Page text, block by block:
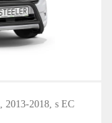
2013-2018, s EC